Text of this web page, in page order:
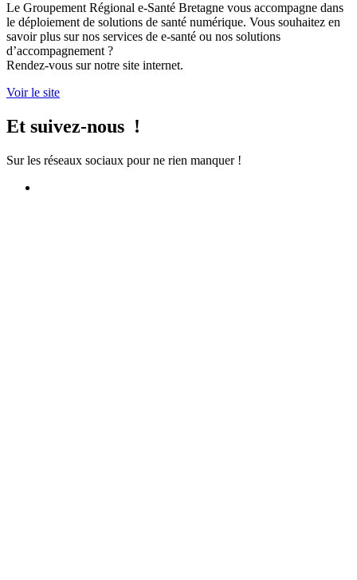
Le Groupement Régional e-Santé Bretagne vous accompagne dans
le déploiement de solutions de santé numérique. Vous souhaitez en
savoir plus sur nos services de e-santé ou nos solutions
d’accompagnement ?
Rendez-vous sur notre site internet.
Voir le site
Et suivez-nous !
Sur les réseaux sociaux pour ne rien manquer !